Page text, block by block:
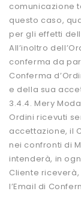
comunicazione
questo caso,
per gli effetti
All’inoltro
conferma da
Conferma
e della sua
3.4.4. Mery
Ordini ricevuti
accettazione, il
nei confronti di
intenderà, in
Cliente
l’Email di